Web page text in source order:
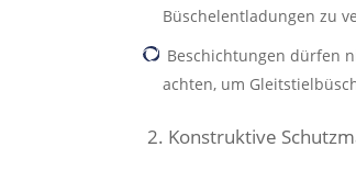
Büschelentladungen zu
Beschichtungen dürfen
achten, um
2. Konstruktive